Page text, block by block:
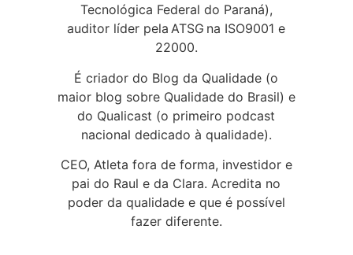
Tecnológica Federal do Paraná),
auditor líder pela ATSG na ISO9001 e
22000.
É criador do Blog da Qualidade (o
maior blog sobre Qualidade do Brasil) e
do Qualicast (o primeiro podcast
nacional dedicado à qualidade).
CEO, Atleta fora de forma, investidor e
pai do Raul e da Clara. Acredita no
poder da qualidade e que é possível
fazer diferente.